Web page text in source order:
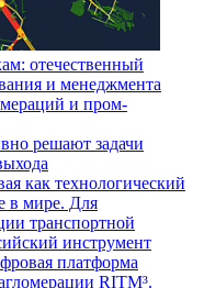
отечественный
и менеджмента
и пром-
решают задачи
как технологический
в мире. Для
транспортной
инструмент
платформа
RITM³.